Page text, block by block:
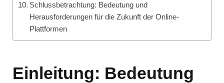
Schlussbetrachtung: Bedeutung und
Herausforderungen für die Zukunft der Online-
Plattformen
Einleitung: Bedeutung